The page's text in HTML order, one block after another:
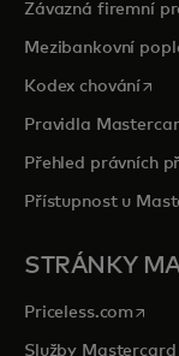
Závazná firemní
Mezibankovní
Kodex chování
Pravidla
Přehled právních
Přístupnost u
STRÁNKY
Priceless.com
Služby Mastercard